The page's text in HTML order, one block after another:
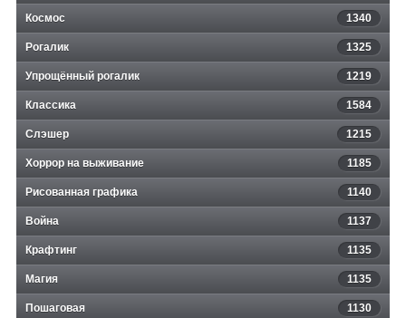
Космос 1340
Рогалик 1325
Упрощённый рогалик 1219
Классика 1584
Слэшер 1215
Хоррор на выживание 1185
Рисованная графика 1140
Война 1137
Крафтинг 1135
Магия 1135
Пошаговая 1130